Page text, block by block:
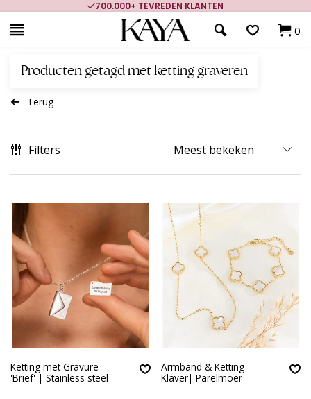
700.000+ TEVREDEN KLANTEN
0
Producten getagd met ketting graveren
Terug
Filters
Ketting met Gravure
'Brief' | Stainless steel
Armband & Ketting
Klaver| Parelmoer